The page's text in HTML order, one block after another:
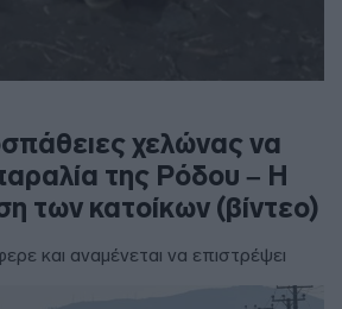
χελώνας να
της Ρόδου – Η
των κατοίκων (βίντεο)
και αναμένεται να επιστρέψει